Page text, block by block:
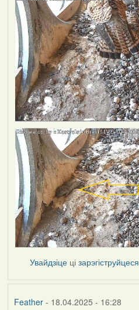
Увайдзіце цізарэгіструйцеся
Feather- 18.04.2025 - 16:28